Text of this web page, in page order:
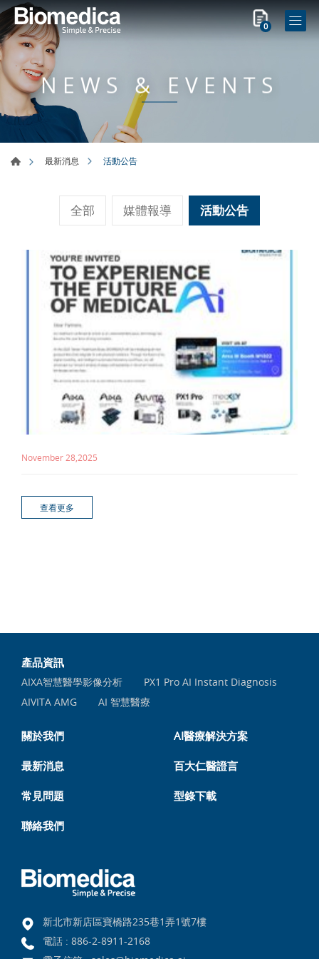
0
NEWS & EVENTS
最新消息 活動公告
全部 媒體報導 活動公告
November 28,2025
查看更多
產品資訊
AIXA智慧醫學影像分析
PX1 Pro AI Instant Diagnosis
AIVITA AMG
AI 智慧醫療
關於我們 AI醫療解決方案
最新消息 百大仁醫證言
常見問題 型錄下載
聯絡我們
新北市新店區寶橋路235巷1弄1號7樓
電話 : 886-2-8911-2168